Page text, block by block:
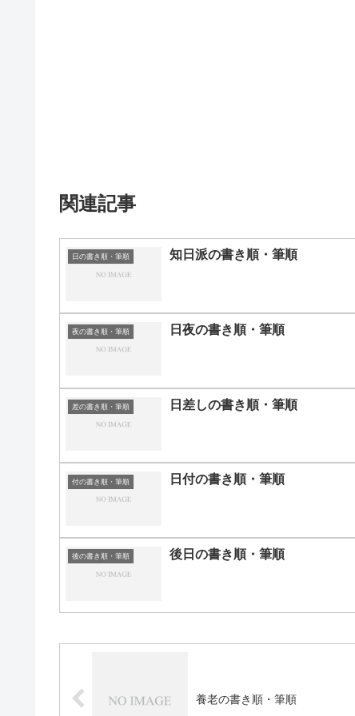
関連記事
日の書き順・筆順 知日派の書き順・筆順
夜の書き順・筆順 日夜の書き順・筆順
差の書き順・筆順 日差しの書き順・筆順
付の書き順・筆順 日付の書き順・筆順
後の書き順・筆順 後日の書き順・筆順
養老の書き順・筆順